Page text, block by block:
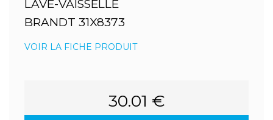
LAVE-VAISSELLE
BRANDT 31X8373
VOIR LA FICHE PRODUIT
30.01 €